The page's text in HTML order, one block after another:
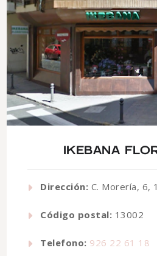
IKEBANA
Dirección: C. Morería, 6,
Código postal: 13002
Telefono: 926 22 61 18